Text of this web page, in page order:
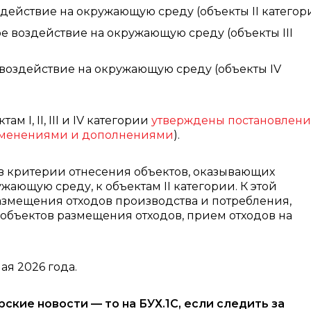
на окружающую среду (объекты II
воздействие на окружающую среду (объекты III
на окружающую среду (объекты IV
I, II, III и IV категории утверждены
и дополнениями).
отнесения объектов, оказывающих
среду, к объектам II категории. К этой
отходов производства и потребления,
размещения отходов, прием отходов на
2026 года.
новости — то на БУХ.1С, если следить за